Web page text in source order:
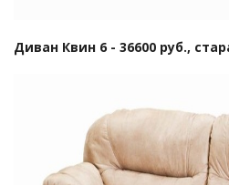
Диван Квин 6 - 36600 руб.,